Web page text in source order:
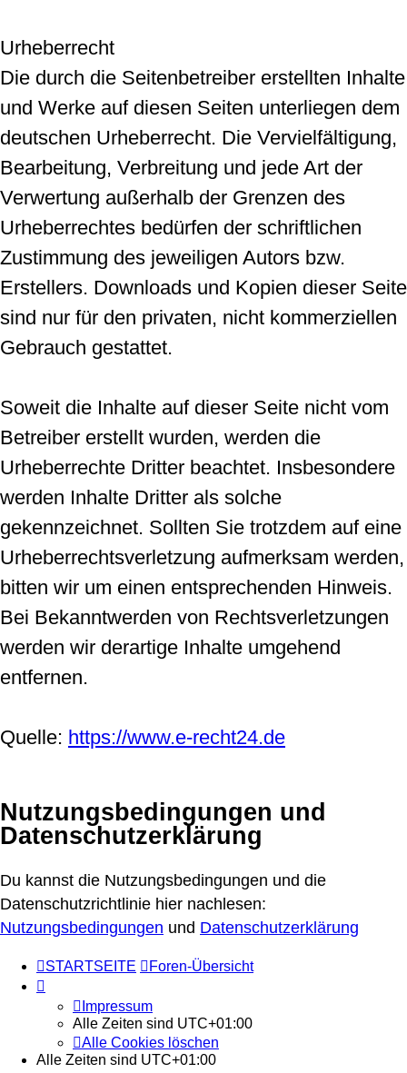
Urheberrecht
Die durch die Seitenbetreiber erstellten Inhalte
und Werke auf diesen Seiten unterliegen dem
deutschen Urheberrecht. Die Vervielfältigung,
Bearbeitung, Verbreitung und jede Art der
Verwertung außerhalb der Grenzen des
Urheberrechtes bedürfen der schriftlichen
Zustimmung des jeweiligen Autors bzw.
Erstellers. Downloads und Kopien dieser Seite
sind nur für den privaten, nicht kommerziellen
Gebrauch gestattet.
Soweit die Inhalte auf dieser Seite nicht vom
Betreiber erstellt wurden, werden die
Urheberrechte Dritter beachtet. Insbesondere
werden Inhalte Dritter als solche
gekennzeichnet. Sollten Sie trotzdem auf eine
Urheberrechtsverletzung aufmerksam werden,
bitten wir um einen entsprechenden Hinweis.
Bei Bekanntwerden von Rechtsverletzungen
werden wir derartige Inhalte umgehend
entfernen.
Quelle: https://www.e-recht24.de
Nutzungsbedingungen und
Datenschutzerklärung
Du kannst die Nutzungsbedingungen und die
Datenschutzrichtlinie hier nachlesen:
Nutzungsbedingungen und Datenschutzerklärung
STARTSEITE Foren-Übersicht
Impressum
Alle Zeiten sind UTC+01:00
Alle Cookies löschen
Alle Zeiten sind UTC+01:00